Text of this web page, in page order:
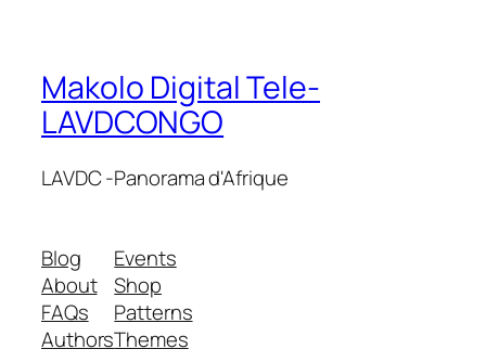
Makolo Digital Tele-
LAVDCONGO
LAVDC -Panorama d'Afrique
Blog
About
FAQs
Authors
Events
Shop
Patterns
Themes